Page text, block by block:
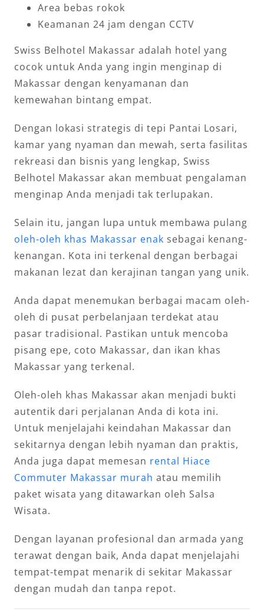
Area bebas rokok
Keamanan 24 jam dengan CCTV
Swiss Belhotel Makassar adalah hotel yang
cocok untuk Anda yang ingin menginap di
Makassar dengan kenyamanan dan
kemewahan bintang empat.
Dengan lokasi strategis di tepi Pantai Losari,
kamar yang nyaman dan mewah, serta fasilitas
rekreasi dan bisnis yang lengkap, Swiss
Belhotel Makassar akan membuat pengalaman
menginap Anda menjadi tak terlupakan.
Selain itu, jangan lupa untuk membawa pulang
oleh-oleh khas Makassar enak sebagai kenang-
kenangan. Kota ini terkenal dengan berbagai
makanan lezat dan kerajinan tangan yang unik.
Anda dapat menemukan berbagai macam oleh-
oleh di pusat perbelanjaan terdekat atau
pasar tradisional. Pastikan untuk mencoba
pisang epe, coto Makassar, dan ikan khas
Makassar yang terkenal.
Oleh-oleh khas Makassar akan menjadi bukti
autentik dari perjalanan Anda di kota ini.
Untuk menjelajahi keindahan Makassar dan
sekitarnya dengan lebih nyaman dan praktis,
Anda juga dapat memesan rental Hiace
Commuter Makassar murah atau memilih
paket wisata yang ditawarkan oleh Salsa
Wisata.
Dengan layanan profesional dan armada yang
terawat dengan baik, Anda dapat menjelajahi
tempat-tempat menarik di sekitar Makassar
dengan mudah dan tanpa repot.